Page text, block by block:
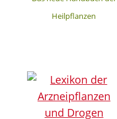
Heilpflanzen